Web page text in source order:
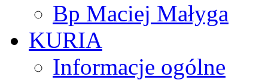
Bp Maciej Małyga
KURIA
Informacje ogólne